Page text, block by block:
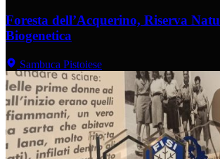
Foresta dell’Acquerino, Riserva
Biogenetica
Sambuca Pistoiese